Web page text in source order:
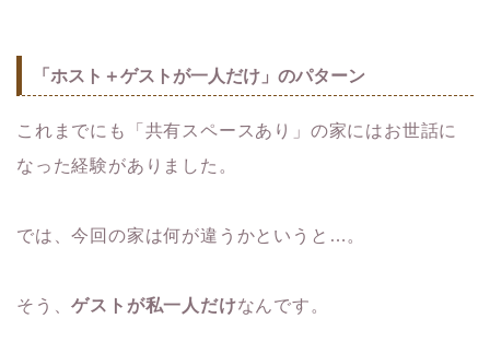
「ホスト＋ゲストが一人だけ」のパターン
これまでにも「共有スペースあり」の家にはお世話に
なった経験がありました。
では、今回の家は何が違うかというと…。
そう、ゲストが私一人だけなんです。